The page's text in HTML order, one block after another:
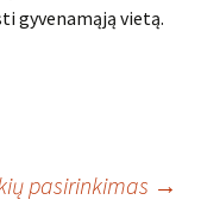
gyvenamąją vietą.
pasirinkimas →